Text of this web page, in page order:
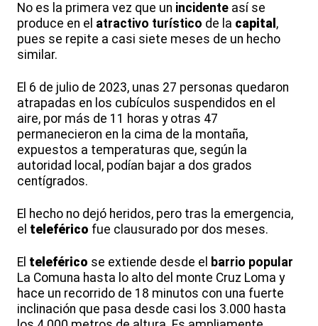
No es la primera vez que un incidente así se
produce en el atractivo turístico de la capital ,
pues se repite a casi siete meses de un hecho
similar.
El 6 de julio de 2023, unas 27 personas quedaron
atrapadas en los cubículos suspendidos en el
aire, por más de 11 horas y otras 47
permanecieron en la cima de la montaña,
expuestos a temperaturas que, según la
autoridad local, podían bajar a dos grados
centígrados.
El hecho no dejó heridos, pero tras la emergencia,
el teleférico fue clausurado por dos meses.
El teleférico se extiende desde el barrio popular
La Comuna hasta lo alto del monte Cruz Loma y
hace un recorrido de 18 minutos con una fuerte
inclinación que pasa desde casi los 3.000 hasta